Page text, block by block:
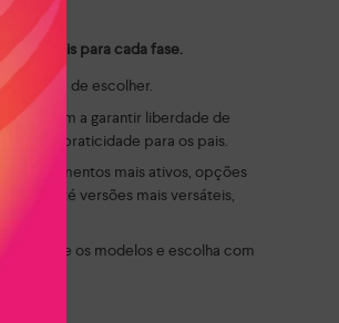
ideais para cada fase.
na hora de escolher.
ajudam a garantir liberdade de
e praticidade para os pais.
momentos mais ativos, opções
até versões mais versáteis,
compare os modelos e escolha com